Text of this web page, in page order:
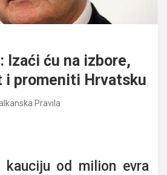
Izaći ću na izbore,
promeniti Hrvatsku
Pravila
od milion evra